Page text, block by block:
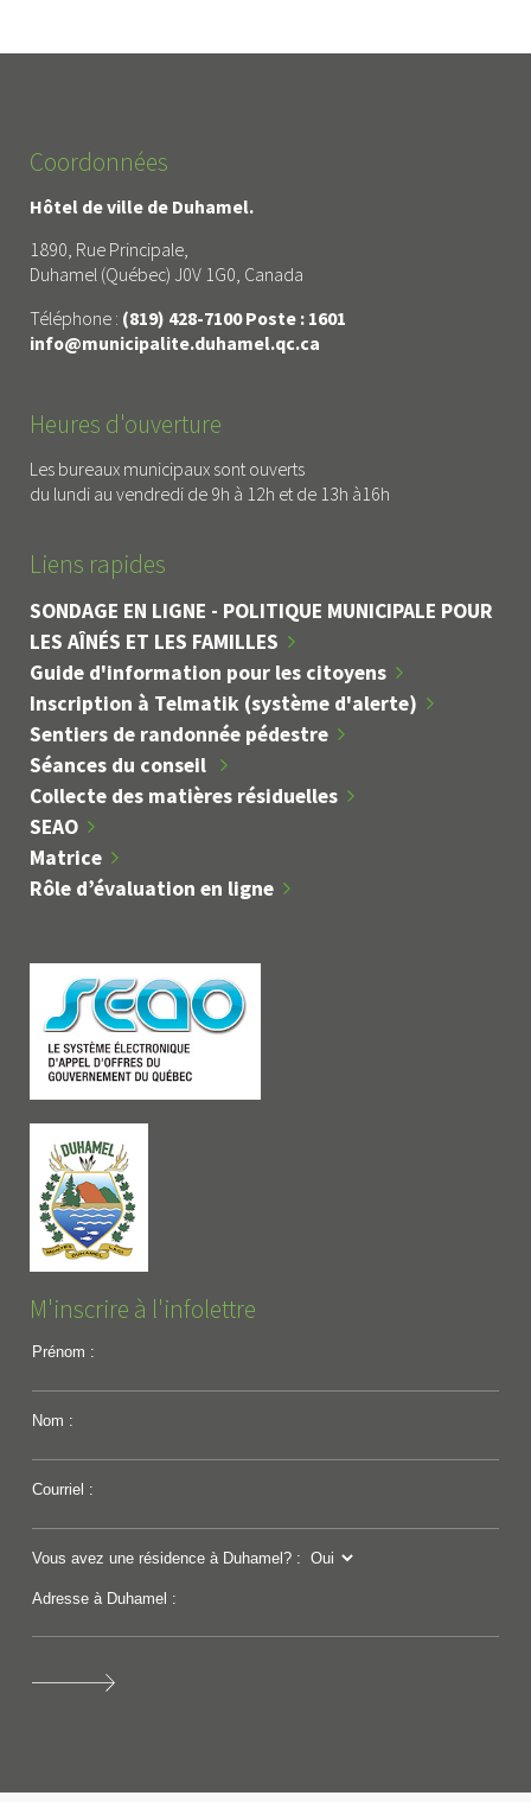
Coordonnées
Hôtel de ville de Duhamel.
1890, Rue Principale,
Duhamel (Québec) J0V 1G0, Canada
Téléphone : (819) 428-7100 Poste : 1601
info@municipalite.duhamel.qc.ca
Heures d'ouverture
Les bureaux municipaux sont ouverts
du lundi au vendredi de 9h à 12h et de 13h à16h
Liens rapides
SONDAGE EN LIGNE - POLITIQUE MUNICIPALE POUR
LES AÎNÉS ET LES FAMILLES
Guide d'information pour les citoyens
Inscription à Telmatik (système d'alerte)
Sentiers de randonnée pédestre
Séances du conseil
Collecte des matières résiduelles
SEAO
Matrice
Rôle d’évaluation en ligne
M'inscrire à l'infolettre
Prénom :
Nom :
Courriel :
Vous avez une résidence à Duhamel? :
Adresse à Duhamel :